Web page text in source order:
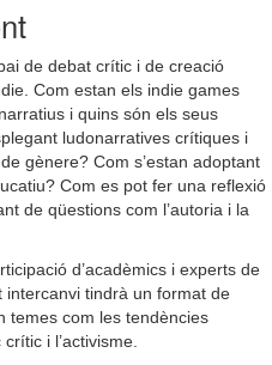
de debat crític i de creació
Com estan els indie games
i quins són els seus
ludonarratives crítiques i
gènere? Com s’estan adoptant
Com es pot fer una reflexió
de qüestions com l’autoria i la
d’acadèmics i experts de
intercanvi tindrà un format de
temes com les tendències
i l’activisme.